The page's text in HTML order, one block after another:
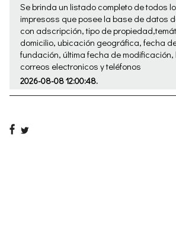
Se brinda un listado completo de todos
impresoss que posee la base de datos
con adscripción, tipo de
domicilio, ubicación geográfica, fecha
fundación, última fecha de modificación,
correos electronicos y teléfonos
2026-08-08 12:00:48.